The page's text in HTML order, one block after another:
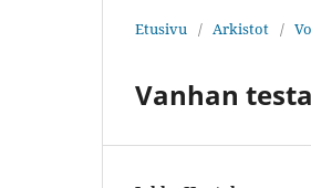
Etusivu / Arkistot /
Vanhan